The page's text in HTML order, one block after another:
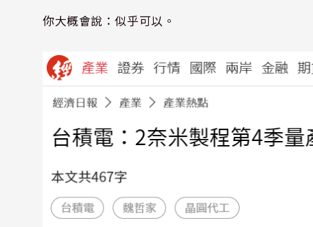
你大概會說：似乎可以。